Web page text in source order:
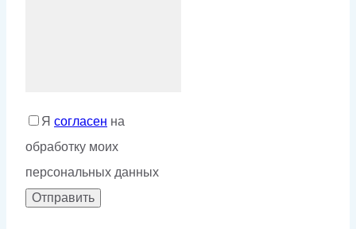
Я согласен на
обработку моих
персональных данных